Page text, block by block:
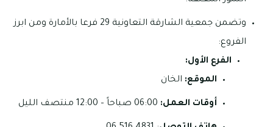
وتضمن جمعية الشارقة التعاونية 29 فرعا بالأمارة ومن ابرز
الفروع:
الفرع الأول:
الموقع: الخان
أوقات العمل: